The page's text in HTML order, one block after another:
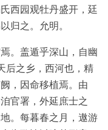
西园观牡丹盛开，廷
归之。允明。
。盖遁乎深山，自幽
后之乡，西河也，精
，因命移植焉。由
官署，外延庶士之
。每暮春之月，遨游